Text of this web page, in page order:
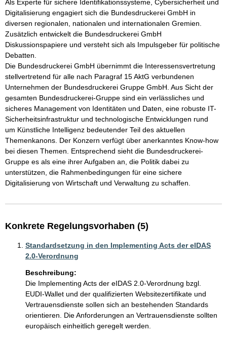
Als Experte für sichere Identifikationssysteme, Cybersicherheit und
Digitalisierung engagiert sich die Bundesdruckerei GmbH in
diversen regionalen, nationalen und internationalen Gremien.
Zusätzlich entwickelt die Bundesdruckerei GmbH
Diskussionspapiere und versteht sich als Impulsgeber für politische
Debatten.
Die Bundesdruckerei GmbH übernimmt die Interessensvertretung
stellvertretend für alle nach Paragraf 15 AktG verbundenen
Unternehmen der Bundesdruckerei Gruppe GmbH. Aus Sicht der
gesamten Bundesdruckerei-Gruppe sind ein verlässliches und
sicheres Management von Identitäten und Daten, eine robuste IT-
Sicherheitsinfrastruktur und technologische Entwicklungen rund
um Künstliche Intelligenz bedeutender Teil des aktuellen
Themenkanons. Der Konzern verfügt über anerkanntes Know-how
bei diesen Themen. Entsprechend sieht die Bundesdruckerei-
Gruppe es als eine ihrer Aufgaben an, die Politik dabei zu
unterstützen, die Rahmenbedingungen für eine sichere
Digitalisierung von Wirtschaft und Verwaltung zu schaffen.
Konkrete Regelungsvorhaben (5)
Standardsetzung in den Implementing Acts der eIDAS
2.0-Verordnung
Beschreibung:
Die Implementing Acts der eIDAS 2.0-Verordnung bzgl.
EUDI-Wallet und der qualifizierten Websitezertifikate und
Vertrauensdienste sollen sich an bestehenden Standards
orientieren. Die Anforderungen an Vertrauensdienste sollten
europäisch einheitlich geregelt werden.